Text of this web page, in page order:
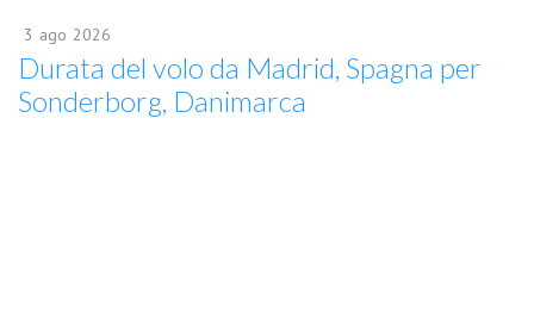
3 ago 2026
Durata del volo da Madrid, Spagna per
Sonderborg, Danimarca